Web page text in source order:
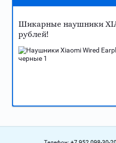
Шикарные наушники
рублей!